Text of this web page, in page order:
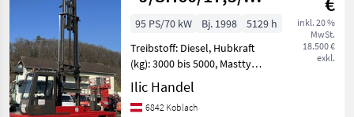
h Top !
inkl. 20 %
MwSt.
18.500 €
exkl.
95 PS/70 kW Bj. 1998
5129 h
Treibstoff: Diesel, Hubkraft
(kg): 3000 bis 5000, Masttyp:
Triplex, Stapler-Bauart:
Vierwege-/Seitenstapler,
Kabine JUMBO ∗J/SH60/17,
Ilic Handel
6842 Koblach